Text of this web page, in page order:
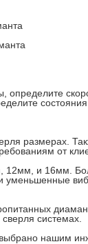
определите
размерах.
от
12мм, и 16мм.
уменьшенные
системах.
нашим